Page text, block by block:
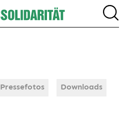
Pressefotos Downloads